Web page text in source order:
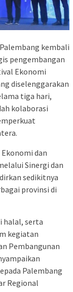
kembali
pengembangan
Ekonomi
diselenggarakan
tiga hari,
kolaborasi
dan
Sinergi dan
sedikitnya
provinsi di
halal, serta
kegiatan
Pembangunan
Palembang
Regional